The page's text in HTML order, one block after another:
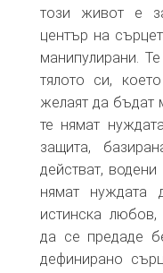
този живот е
център на
манипулирани.
тялото си,
желаят да бъдат
те нямат
защита,
действат,
нямат нуждата
истинска
да се предаде
дефинирано